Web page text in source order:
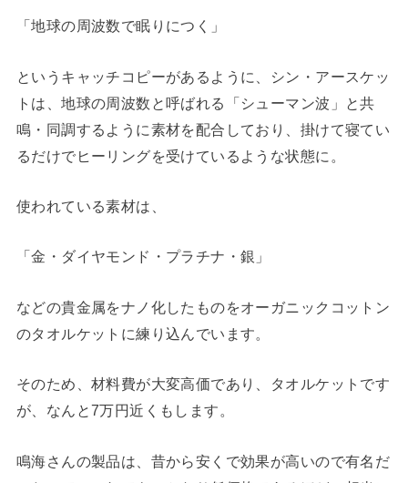
「地球の周波数で眠りにつく」
というキャッチコピーがあるように、シン・アースケッ
トは、地球の周波数と呼ばれる「シューマン波」と共
鳴・同調するように素材を配合しており、掛けて寝てい
るだけでヒーリングを受けているような状態に。
使われている素材は、
「金・ダイヤモンド・プラチナ・銀」
などの貴金属をナノ化したものをオーガニックコットン
のタオルケットに練り込んでいます。
そのため、材料費が大変高価であり、タオルケットです
が、なんと7万円近くもします。
鳴海さんの製品は、昔から安くで効果が高いので有名だ